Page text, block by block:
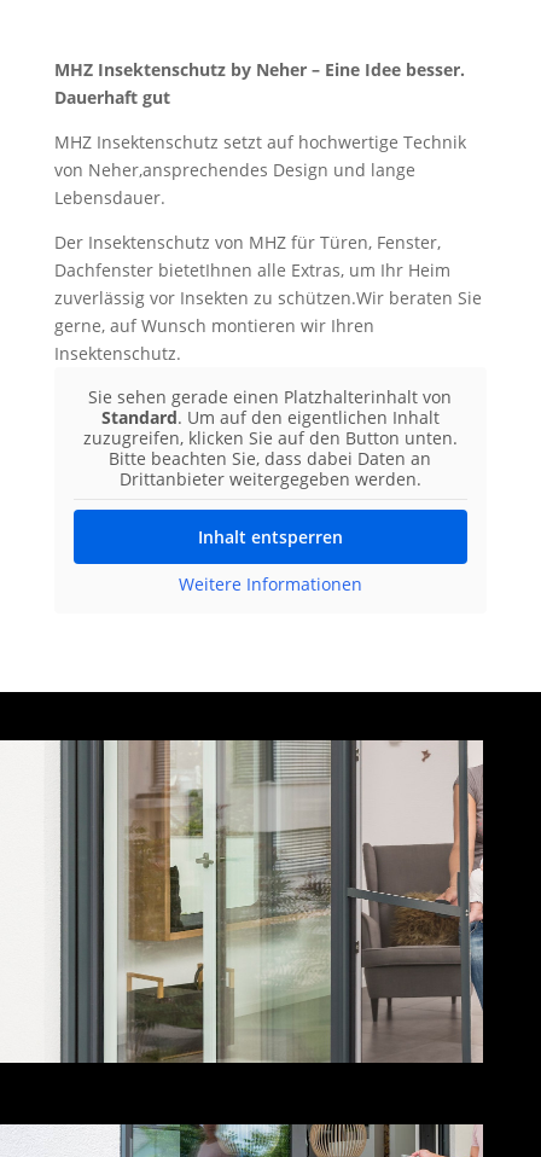
MHZ Insektenschutz by Neher – Eine Idee besser.
Dauerhaft gut
MHZ Insektenschutz setzt auf hochwertige Technik
von Neher,ansprechendes Design und lange
Lebensdauer.
Der Insektenschutz von MHZ für Türen, Fenster,
Dachfenster bietetIhnen alle Extras, um Ihr Heim
zuverlässig vor Insekten zu schützen.Wir beraten Sie
gerne, auf Wunsch montieren wir Ihren
Insektenschutz.
Sie sehen gerade einen Platzhalterinhalt von
Standard. Um auf den eigentlichen Inhalt
zuzugreifen, klicken Sie auf den Button unten.
Bitte beachten Sie, dass dabei Daten an
Drittanbieter weitergegeben werden.
Inhalt entsperren
Weitere Informationen